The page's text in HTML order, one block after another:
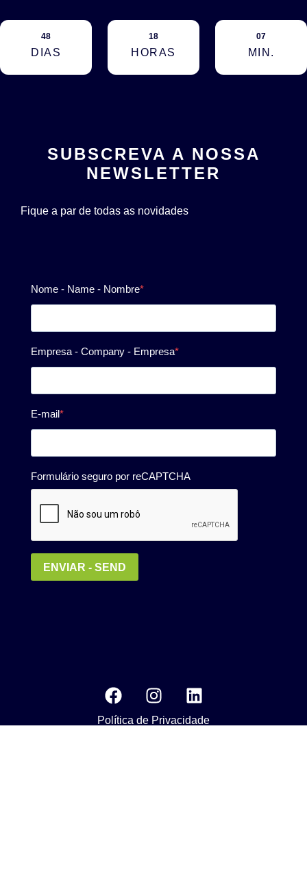
48
DIAS
18
HORAS
07
MIN.
SUBSCREVA A NOSSA
NEWSLETTER
Fique a par de todas as novidades
Política de Privacidade